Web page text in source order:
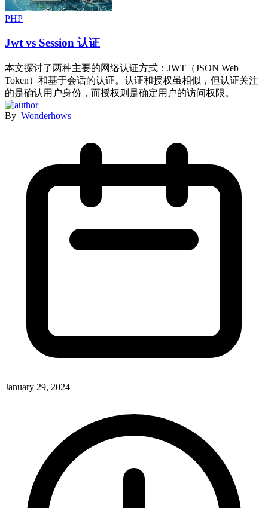
PHP
Jwt vs Session 认证
本文探讨了两种主要的网络认证方式：JWT（JSON Web
Token）和基于会话的认证。认证和授权虽相似，但认证关注
的是确认用户身份，而授权则是确定用户的访问权限。
By Wonderhows
January 29, 2024